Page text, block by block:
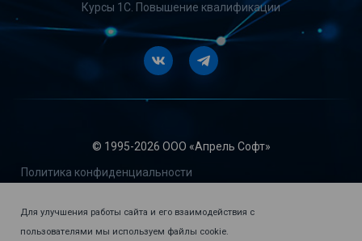
Курсы 1С. Повышение квалификации
VkontakteTelegram
© 1995-2026 ООО «Апрель Софт»
Политика конфиденциальности
Для улучшения работы сайта и его взаимодействия с
пользователями мы используем файлы cookie.